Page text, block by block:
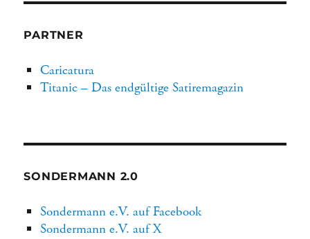
PARTNER
Caricatura
Titanic – Das endgültige Satiremagazin
SONDERMANN 2.0
Sondermann e.V. auf Facebook
Sondermann e.V. auf X